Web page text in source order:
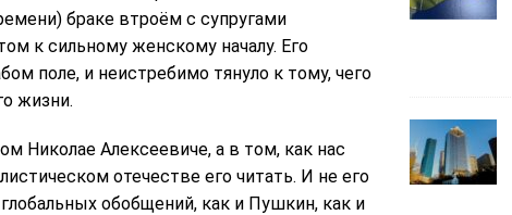
браке втроём с супругами
к сильному женскому началу. Его
поле, и неистребимо тянуло к тому, чего
жизни.
Николае Алексеевиче, а в том, как нас
отечестве его читать. И не его
обобщений, как и Пушкин, как и